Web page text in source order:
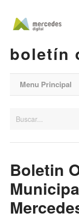
boletín
Menu Principal
Boletin